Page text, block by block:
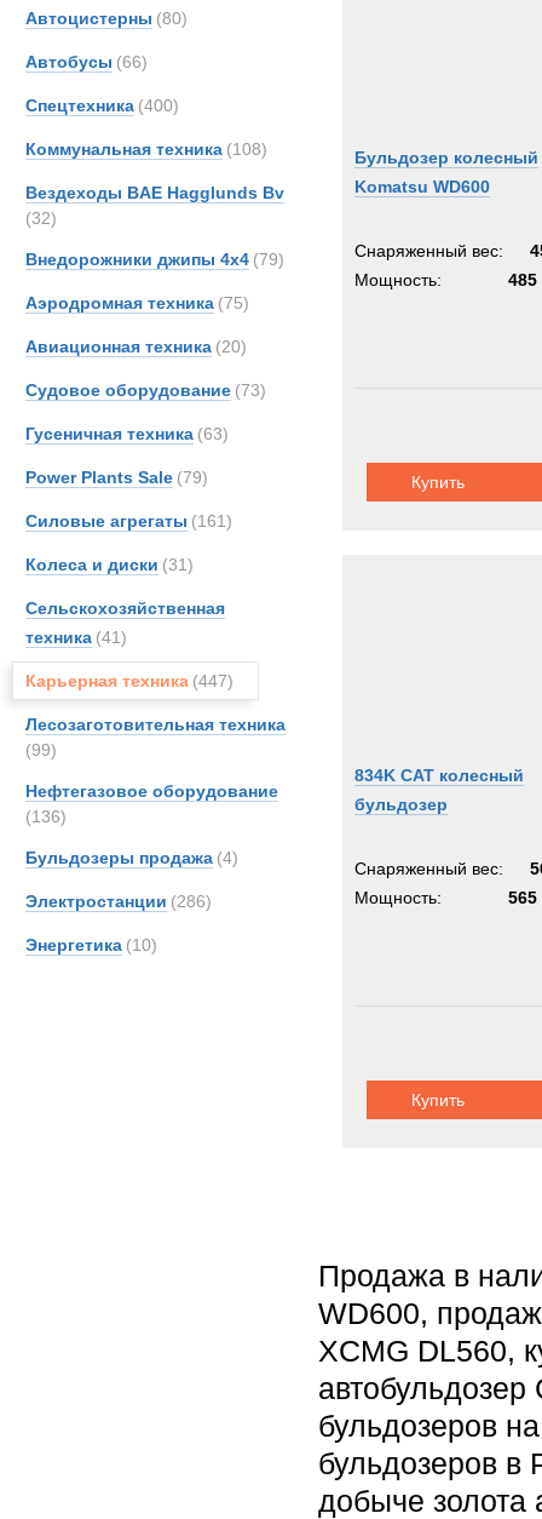
Автоцистерны (80)
Автобусы (66)
Спецтехника (400)
Коммунальная техника (108)
Вездеходы BAE Hagglunds Bv
(32)
Внедорожники джипы 4х4 (79)
Аэродромная техника (75)
Авиационная техника (20)
Судовое оборудование (73)
Гусеничная техника (63)
Power Plants Sale (79)
Силовые агрегаты (161)
Колеса и диски (31)
Сельскохозяйственная
техника (41)
Карьерная техника (447)
Лесозаготовительная техника
(99)
Нефтегазовое оборудование
(136)
Бульдозеры продажа (4)
Электростанции (286)
Энергетика (10)
Бульдозер колесный
Komatsu WD600
Снаряженный вес:
Мощность:
485
Купить
834K CAT колесный
бульдозер
Снаряженный вес:
Мощность:
565
Купить
Продажа в
WD600,
XCMG DL560,
бульдозеров
бульдозеров в
добыче